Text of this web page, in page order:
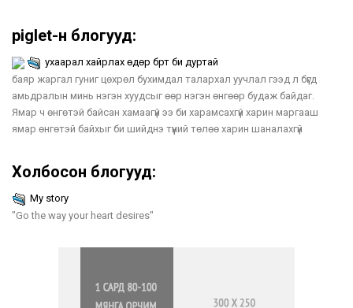
piglet-н блогууд:
ухаарал хайрлах өдөр бүрт би дуртай
баяр жаргал гуниг цөхрөл бухимдал талархал уучлал гээд л бүгд
амьдралын минь нэгэн хуудсыг өөр нэгэн өнгөөр будаж байдаг.
Ямар ч өнгөтэй байсан хамаагүй ээ би харамсахгүй харин маргааш
ямар өнгөтэй байхыг би шийднэ түүний төлөө харин шаналахгүй
Холбосон блогууд:
My story
"Go the way your heart desires"